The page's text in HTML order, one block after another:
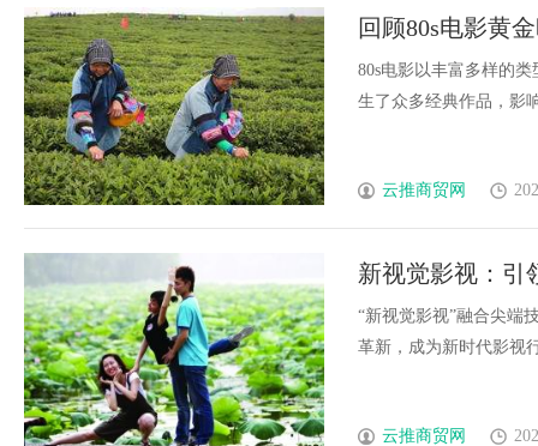
回顾80s电影黄
80s电影以丰富多样的
生了众多经典作品，影
云推商贸网
新视觉影视：引
“新视觉影视”融合尖端
革新，成为新时代影视
云推商贸网